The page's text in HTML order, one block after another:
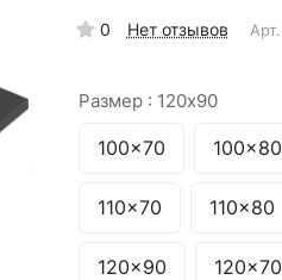
0 Нет отзывов Арт.
Размер : 120x90
100x70 100x80
110x70 110x80
120x90 120x70